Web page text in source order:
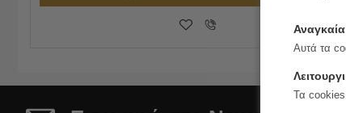
Αναγκαία
Αυτά τα
Τα cookies